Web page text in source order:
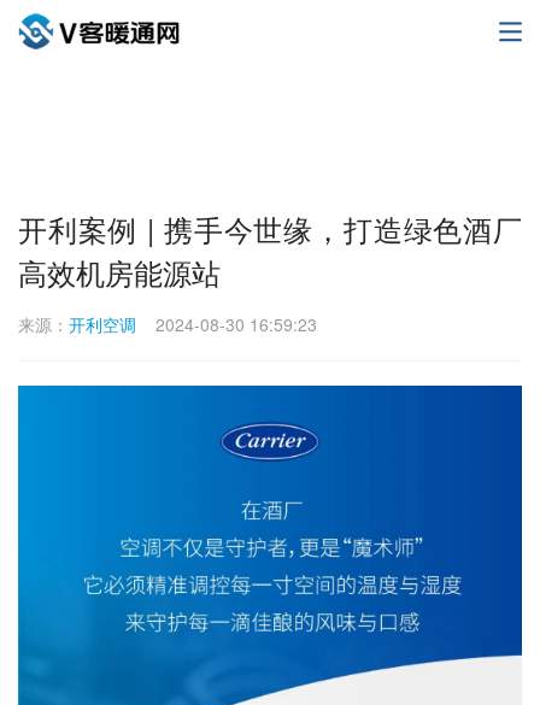
开利案例 | 携手今世缘，打造绿色酒厂
高效机房能源站
来源： 开利空调 2024-08-30 16:59:23